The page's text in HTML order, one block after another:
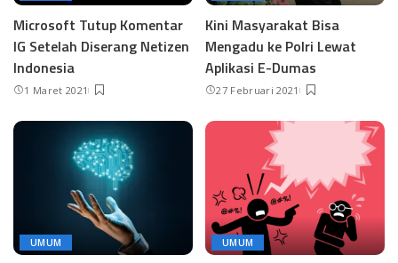
Microsoft Tutup Komentar
IG Setelah Diserang Netizen
Indonesia
1 Maret 2021
Kini Masyarakat Bisa
Mengadu ke Polri Lewat
Aplikasi E-Dumas
27 Februari 2021
UMUM UMUM